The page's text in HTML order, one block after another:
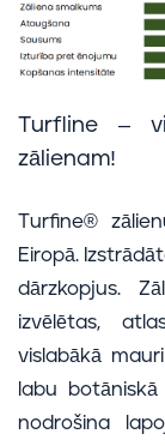
Turfline –
zālienam!
Turfine®
Eiropā.
dārzkopjus.
izvēlētas,
vislabākā
labu
nodrošina